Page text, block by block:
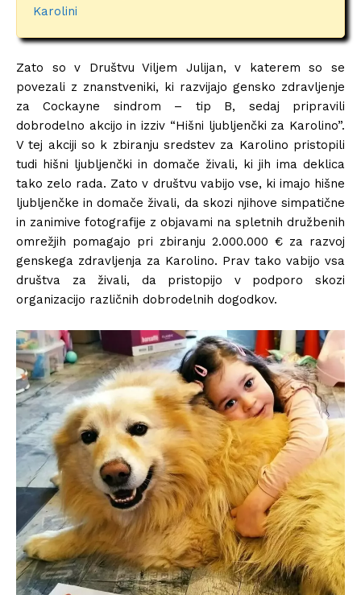
Karolini
Zato so v Društvu Viljem Julijan, v katerem so se
povezali z znanstveniki, ki razvijajo gensko zdravljenje
za Cockayne sindrom – tip B, sedaj pripravili
dobrodelno akcijo in izziv “Hišni ljubljenčki za Karolino”.
V tej akciji so k zbiranju sredstev za Karolino pristopili
tudi hišni ljubljenčki in domače živali, ki jih ima deklica
tako zelo rada. Zato v društvu vabijo vse, ki imajo hišne
ljubljenčke in domače živali, da skozi njihove simpatične
in zanimive fotografije z objavami na spletnih družbenih
omrežjih pomagajo pri zbiranju 2.000.000 € za razvoj
genskega zdravljenja za Karolino. Prav tako vabijo vsa
društva za živali, da pristopijo v podporo skozi
organizacijo različnih dobrodelnih dogodkov.